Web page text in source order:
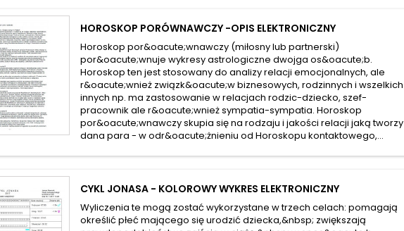
HOROSKOP PORÓWNAWCZY -OPIS ELEKTRONICZNY
Horoskop por&oacute;wnawczy (miłosny lub partnerski)
por&oacute;wnuje wykresy astrologiczne dwojga os&oacute;b.
Horoskop ten jest stosowany do analizy relacji emocjonalnych, ale
r&oacute;wnież związk&oacute;w biznesowych, rodzinnych i wszelkich
innych np. ma zastosowanie w relacjach rodzic-dziecko, szef-
pracownik ale r&oacute;wnież sympatia-sympatia. Horoskop
por&oacute;wnawczy skupia się na rodzaju i jakości relacji jaką tworzy
dana para - w odr&oacute;żnieniu od Horoskopu kontaktowego,...
CYKL JONASA - KOLOROWY WYKRES ELEKTRONICZNY
Wyliczenia te mogą zostać wykorzystane w trzech celach: pomagają
określić płeć mającego się urodzić dziecka,&nbsp; zwiększają